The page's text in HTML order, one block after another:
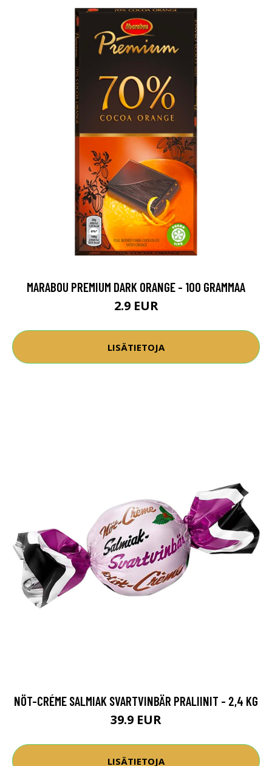
MARABOU PREMIUM DARK ORANGE - 100 GRAMMAA
2.9 EUR
LISÄTIETOJA
NÖT-CRÉME SALMIAK SVARTVINBÄR PRALIINIT - 2,4 KG
39.9 EUR
LISÄTIETOJA